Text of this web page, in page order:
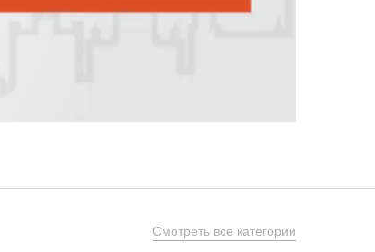
Смотреть все категории